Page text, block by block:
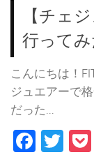
【チェ
行ってみ
こんにちは！
ジュエアーで
だった...